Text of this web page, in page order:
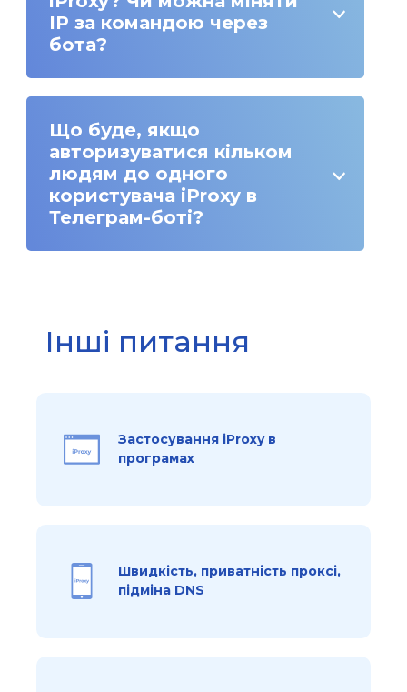
IP за командою через
бота?
Що буде, якщо
авторизуватися кільком
людям до одного
користувача iProxy в
Телеграм-боті?
Інші питання
Застосування iProxy в
програмах
Швидкість, приватність проксі,
підміна DNS